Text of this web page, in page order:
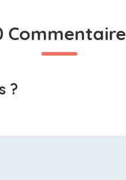
Commentaire
?